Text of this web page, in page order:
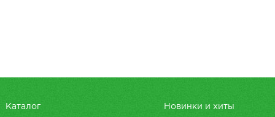
Каталог Новинки и хиты